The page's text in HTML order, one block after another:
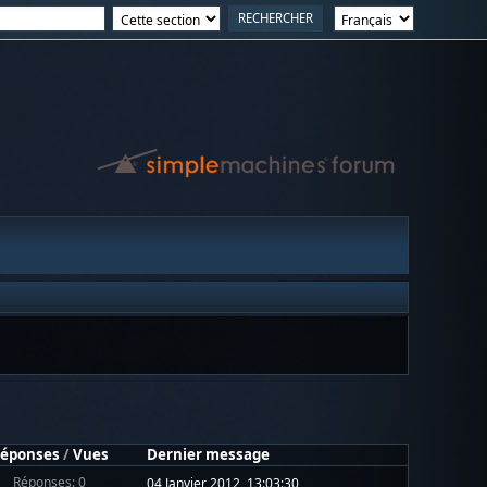
/Vues Dernier message
Réponses: 0